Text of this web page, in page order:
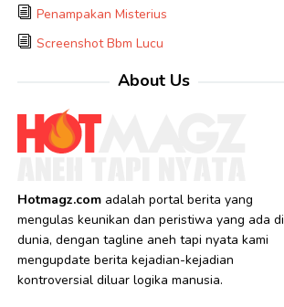
Penampakan Misterius
Screenshot Bbm Lucu
About Us
Hotmagz.comadalah portal berita yang
mengulas keunikan dan peristiwa yang ada di
dunia, dengan tagline aneh tapi nyata kami
mengupdate berita kejadian-kejadian
kontroversial diluar logika manusia.